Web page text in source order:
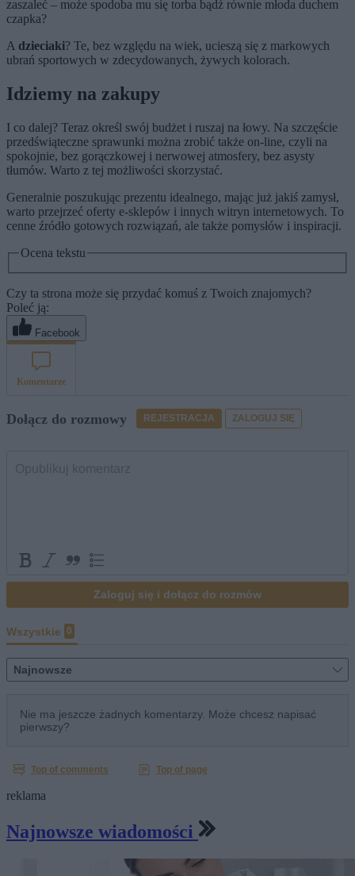
zaszaleć – może spodoba mu się torba bądź równie młoda duchem
czapka?
A dzieciaki? Te, bez względu na wiek, ucieszą się z markowych
ubrań sportowych w zdecydowanych, żywych kolorach.
Idziemy na zakupy
I co dalej? Teraz określ swój budżet i ruszaj na łowy. Na szczęście
przedświąteczne sprawunki można zrobić także on-line, czyli na
spokojnie, bez gorączkowej i nerwowej atmosfery, bez asysty
tłumów. Warto z tej możliwości skorzystać.
Generalnie poszukując prezentu idealnego, mając już jakiś zamysł,
warto przejrzeć oferty e-sklepów i innych witryn internetowych. To
cenne źródło gotowych rozwiązań, ale także pomysłów i inspiracji.
Ocena tekstu
Czy ta strona może się przydać komuś z Twoich znajomych?
Poleć ją:
Facebook
reklama
Najnowsze wiadomości